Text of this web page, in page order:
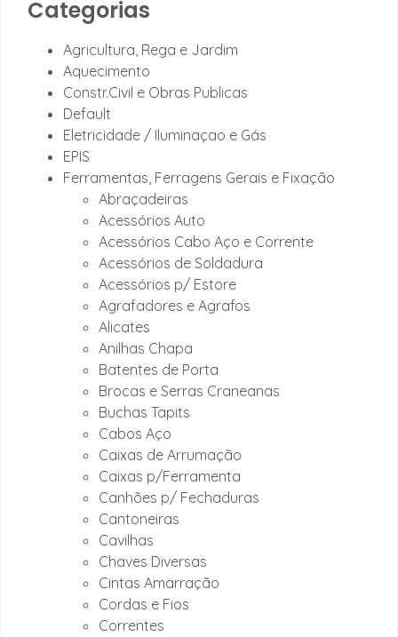
Categorias
Agricultura, Rega e Jardim
Aquecimento
Constr.Civil e Obras Publicas
Default
Eletricidade / Iluminaçao e Gás
EPIS
Ferramentas, Ferragens Gerais e Fixação
Abraçadeiras
Acessórios Auto
Acessórios Cabo Aço e Corrente
Acessórios de Soldadura
Acessórios p/ Estore
Agrafadores e Agrafos
Alicates
Anilhas Chapa
Batentes de Porta
Brocas e Serras Craneanas
Buchas Tapits
Cabos Aço
Caixas de Arrumação
Caixas p/Ferramenta
Canhões p/ Fechaduras
Cantoneiras
Cavilhas
Chaves Diversas
Cintas Amarração
Cordas e Fios
Correntes